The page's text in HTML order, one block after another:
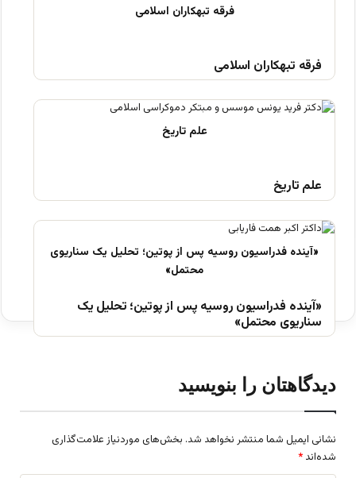
فرقه تبهکاران اسلامی
علم تاریخ
«آینده فدراسیون روسیه پس از پوتین؛ تحلیل یک
سناریوی محتمل»
دیدگاهتان را بنویسید
نشانی ایمیل شما منتشر نخواهد شد. بخش‌های موردنیاز علامت‌گذاری
شده‌اند *